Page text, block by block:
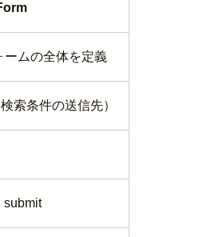
ームの全体を定義
索条件の送信先）
submit